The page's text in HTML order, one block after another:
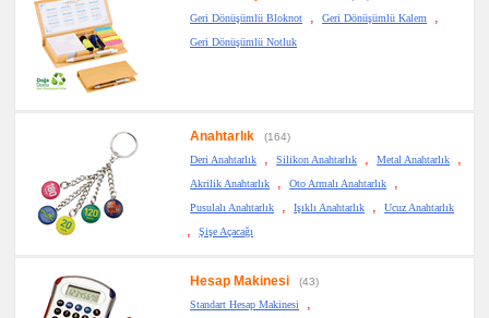
Geri Dönüşümlü Bloknot
, Geri Dönüşümlü Kalem ,
Geri Dönüşümlü Notluk
Anahtarlık
(164)
Deri Anahtarlık
, Silikon Anahtarlık , Metal Anahtarlık ,
Akrilik Anahtarlık , Oto Armalı Anahtarlık ,
Pusulalı Anahtarlık , Işıklı Anahtarlık , Ucuz Anahtarlık
, Şişe Açacağı
Hesap Makinesi
(43)
Standart Hesap Makinesi
,